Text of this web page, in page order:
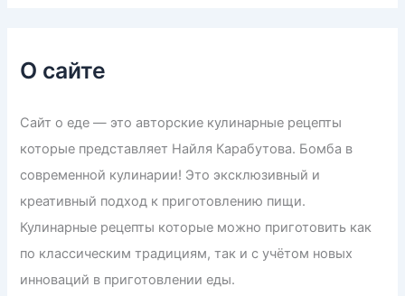
О сайте
Сайт о еде — это авторские кулинарные рецепты
которые представляет Найля Карабутова. Бомба в
современной кулинарии! Это эксклюзивный и
креативный подход к приготовлению пищи.
Кулинарные рецепты которые можно приготовить как
по классическим традициям, так и с учётом новых
инноваций в приготовлении еды.